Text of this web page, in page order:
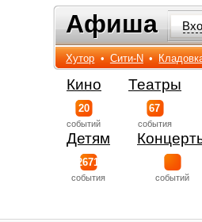
Афиша
Афиша
Хутор • Сити-N •
Кино
20
событий
Театры
67
события
Детям
2671
события событий